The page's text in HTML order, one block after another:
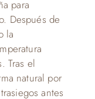
para
Después de
la
Tras el
natural por
antes